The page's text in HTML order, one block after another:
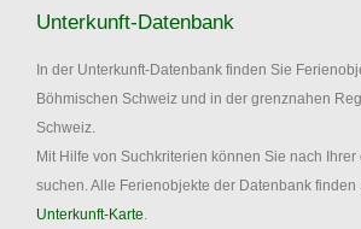
Unterkunft-Datenbank
In der Unterkunft-Datenbank finden Sie
Böhmischen Schweiz und in der grenznahen
Schweiz.
Mit Hilfe von Suchkriterien können Sie nach
suchen. Alle Ferienobjekte der Datenbank finden
Unterkunft-Karte.